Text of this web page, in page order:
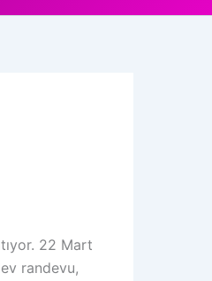
22 Mart
randevu,